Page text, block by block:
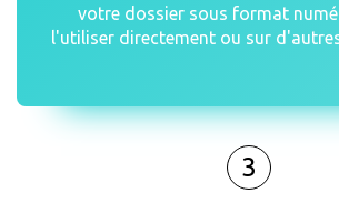
votre dossier sous format
l'utiliser directement ou sur
3